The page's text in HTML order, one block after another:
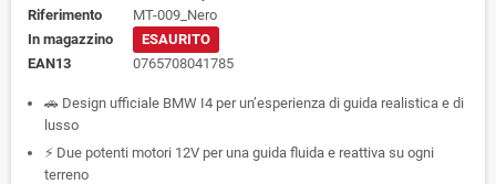
Riferimento
MT-009_Nero
In magazzino
ESAURITO
EAN13
0765708041785
🚗 Design ufficiale BMW I4 per un’esperienza di guida realistica e di
lusso
⚡ Due potenti motori 12V per una guida fluida e reattiva su ogni
terreno